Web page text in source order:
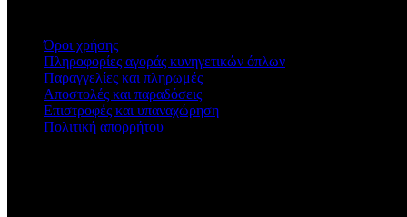
Όροι χρήσης
Πληροφορίες αγοράς κυνηγετικών όπλων
Παραγγελίες και πληρωμές
Αποστολές και παραδόσεις
Επιστροφές και υπαναχώρηση
Πολιτική απορρήτου